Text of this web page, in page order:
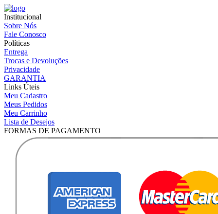
Institucional
Sobre Nós
Fale Conosco
Políticas
Entrega
Trocas e Devoluções
Privacidade
GARANTIA
Links Úteis
Meu Cadastro
Meus Pedidos
Meu Carrinho
Lista de Desejos
FORMAS DE PAGAMENTO